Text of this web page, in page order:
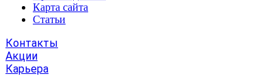
Карта сайта
Статьи
Контакты
Акции
Карьера